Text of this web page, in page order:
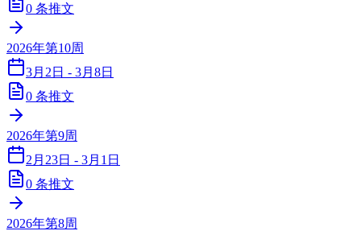
0 条推文
2026年第10周
3月2日 - 3月8日
0 条推文
2026年第9周
2月23日 - 3月1日
0 条推文
2026年第8周